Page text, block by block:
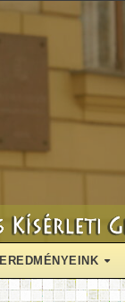
EREDMÉNYEINK